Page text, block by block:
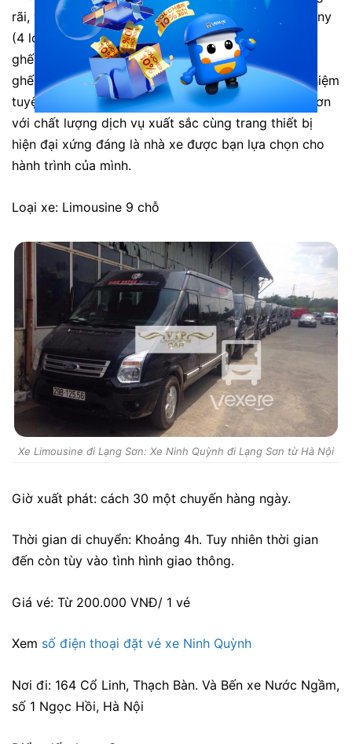
rãi, và trang thiết bị hiện đại: hệ thống âm thanh Sony
(4 loa), wifi, đèn đọc sách từng ghế riêng biệt từng
ghế kết hợp với hệ thống đèn led xanh xung quanh
ghế luôn mang đến cho khách hàng những trải nghiệm
tuyệt vời khi ngồi trên xe. Xe Ninh Quỳnh đi Lạng Sơn
với chất lượng dịch vụ xuất sắc cùng trang thiết bị
hiện đại xứng đáng là nhà xe được bạn lựa chọn cho
hành trình của mình.
Loại xe: Limousine 9 chỗ
Xe Limousine đi Lạng Sơn: Xe Ninh Quỳnh đi Lạng Sơn từ Hà Nội
Giờ xuất phát: cách 30 một chuyến hàng ngày.
Thời gian di chuyển: Khoảng 4h. Tuy nhiên thời gian
đến còn tùy vào tình hình giao thông.
Giá vé: Từ 200.000 VNĐ/ 1 vé
Xem số điện thoại đặt vé xe Ninh Quỳnh
Nơi đi: 164 Cổ Linh, Thạch Bàn. Và Bến xe Nước Ngầm,
số 1 Ngọc Hồi, Hà Nội